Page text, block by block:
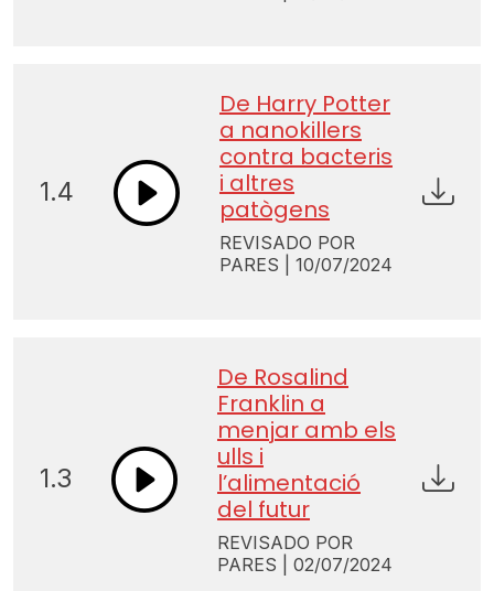
1.4
De Harry Potter
a nanokillers
contra bacteris
i altres
patògens
REVISADO POR
PARES | 10/07/2024
1.3
De Rosalind
Franklin a
menjar amb els
ulls i
l’alimentació
del futur
REVISADO POR
PARES | 02/07/2024